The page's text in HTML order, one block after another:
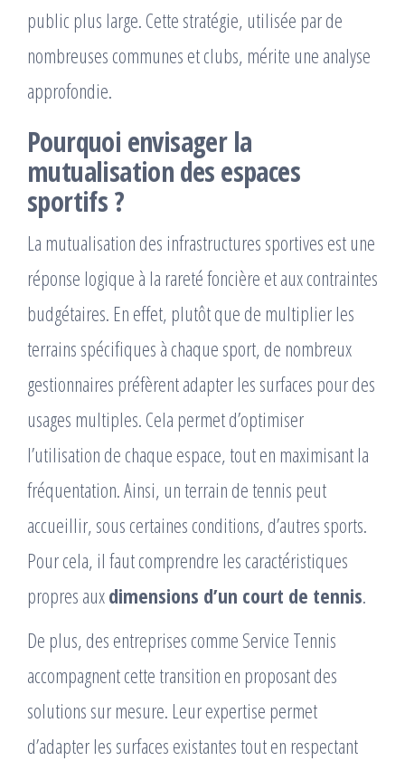
public plus large. Cette stratégie, utilisée par de
nombreuses communes et clubs, mérite une analyse
approfondie.
Pourquoi envisager la
mutualisation des espaces
sportifs ?
La mutualisation des infrastructures sportives est une
réponse logique à la rareté foncière et aux contraintes
budgétaires. En effet, plutôt que de multiplier les
terrains spécifiques à chaque sport, de nombreux
gestionnaires préfèrent adapter les surfaces pour des
usages multiples. Cela permet d’optimiser
l’utilisation de chaque espace, tout en maximisant la
fréquentation. Ainsi, un terrain de tennis peut
accueillir, sous certaines conditions, d’autres sports.
Pour cela, il faut comprendre les caractéristiques
propres auxdimensions d’un court de tennis.
De plus, des entreprises comme Service Tennis
accompagnent cette transition en proposant des
solutions sur mesure. Leur expertise permet
d’adapter les surfaces existantes tout en respectant